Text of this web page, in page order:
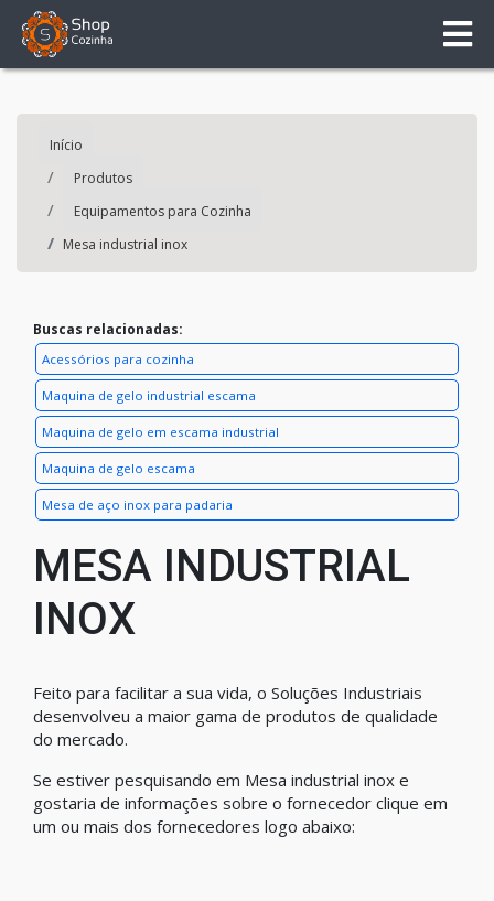
Início
Produtos
Equipamentos para Cozinha
Mesa industrial inox
Buscas relacionadas:
Acessórios para cozinha
Maquina de gelo industrial escama
Maquina de gelo em escama industrial
Maquina de gelo escama
Mesa de aço inox para padaria
MESA INDUSTRIAL
INOX
Feito para facilitar a sua vida, o Soluções Industriais
desenvolveu a maior gama de produtos de qualidade
do mercado.
Se estiver pesquisando em Mesa industrial inox e
gostaria de informações sobre o fornecedor clique em
um ou mais dos fornecedores logo abaixo: